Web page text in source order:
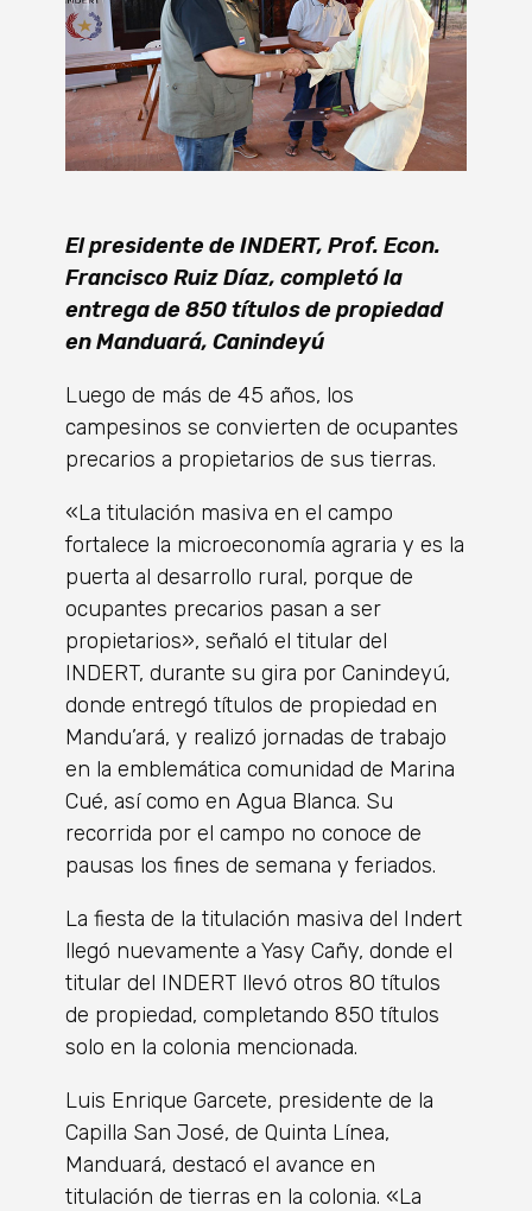
El presidente de INDERT, Prof. Econ.
Francisco Ruiz Díaz, completó la
entrega de 850 títulos de propiedad
en Manduará, Canindeyú
Luego de más de 45 años, los
campesinos se convierten de ocupantes
precarios a propietarios de sus tierras.
«La titulación masiva en el campo
fortalece la microeconomía agraria y es la
puerta al desarrollo rural, porque de
ocupantes precarios pasan a ser
propietarios», señaló el titular del
INDERT, durante su gira por Canindeyú,
donde entregó títulos de propiedad en
Mandu’ará, y realizó jornadas de trabajo
en la emblemática comunidad de Marina
Cué, así como en Agua Blanca. Su
recorrida por el campo no conoce de
pausas los fines de semana y feriados.
La fiesta de la titulación masiva del Indert
llegó nuevamente a Yasy Cañy, donde el
titular del INDERT llevó otros 80 títulos
de propiedad, completando 850 títulos
solo en la colonia mencionada.
Luis Enrique Garcete, presidente de la
Capilla San José, de Quinta Línea,
Manduará, destacó el avance en
titulación de tierras en la colonia. «La